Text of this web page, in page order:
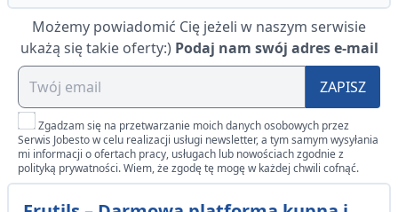
Możemy powiadomić Cię jeżeli w naszym serwisie
ukażą się takie oferty:) Podaj nam swój adres e-mail
ZAPISZ
Zgadzam się na przetwarzanie moich danych osobowych przez
Serwis Jobesto w celu realizacji usługi newsletter, a tym samym wysyłania
mi informacji o ofertach pracy, usługach lub nowościach zgodnie z
polityką prywatności. Wiem, że zgodę tę mogę w każdej chwili cofnąć.